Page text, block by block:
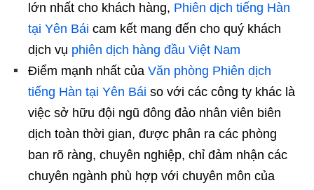
lớn nhất cho khách hàng, Phiên dịch tiếng Hàn
tại Yên Bái cam kết mang đến cho quý khách
dịch vụ phiên dịch hàng đầu Việt Nam
Điểm mạnh nhất của Văn phòng Phiên dịch
tiếng Hàn tại Yên Bái so với các công ty khác là
việc sở hữu đội ngũ đông đảo nhân viên biên
dịch toàn thời gian, được phân ra các phòng
ban rõ ràng, chuyên nghiệp, chỉ đảm nhận các
chuyên ngành phù hợp với chuyên môn của